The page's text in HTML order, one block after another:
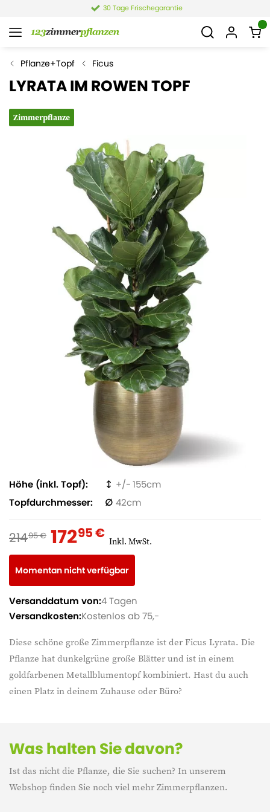
30 Tage Frischegarantie
Pflanze+Topf Ficus
LYRATA IM ROWEN TOPF
Zimmerpflanze
Diese schöne große Zimmerpflanze ist der Ficus Lyrata. Die
Pflanze hat dunkelgrüne große Blätter und ist in einem
goldfarbenen Metallblumentopf kombiniert. Hast du auch
einen Platz in deinem Zuhause oder Büro?
Höhe (inkl. Topf)
155
Topfdurchmesser
42
Momentan nicht verfügbar
21495 € 17295 € Inkl. MwSt.
Versanddatum von:4 Tagen
Versandkosten:Kostenlos ab 75,-
Was halten Sie davon?
Ist das nicht die Pflanze, die Sie suchen? In unserem
Webshop finden Sie noch viel mehr Zimmerpflanzen.